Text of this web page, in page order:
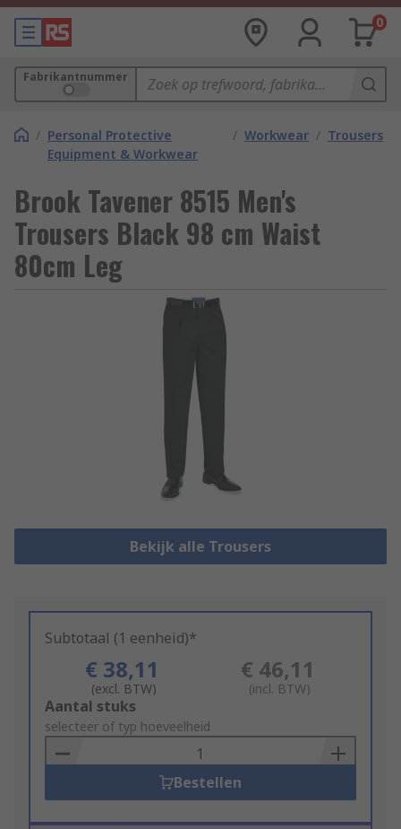
0
Fabrikantnummer
/ Personal Protective
Equipment & Workwear
/ Workwear / Trousers
Brook Tavener 8515 Men's
Trousers Black 98 cm Waist
80cm Leg
Bekijk alle Trousers
Subtotaal (1 eenheid)*
€ 38,11
(excl. BTW)
€ 46,11
(incl. BTW)
Add
to
Basket
Aantal stuks
selecteer of typ hoeveelheid
Bestellen